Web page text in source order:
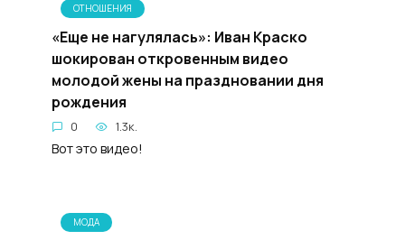
ОТНОШЕНИЯ
«Еще не нагулялась»: Иван Краско
шокирован откровенным видео
молодой жены на праздновании дня
рождения
0 1.3к.
Вот это видео!
МОДА